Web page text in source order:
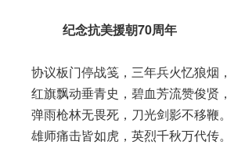
纪念抗美援朝70周年
协议板门停战笺，三年兵火忆狼烟，
红旗飘动垂青史，碧血芳流赞俊贤，
弹雨枪林无畏死，刀光剑影不移鞭。
雄师痛击皆如虎，英烈千秋万代传。